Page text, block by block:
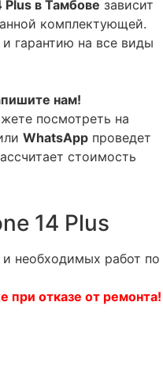
в Тамбове зависит
комплектующей.
гарантию на все виды
нам!
посмотреть на
WhatsApp проведет
стоимость
14 Plus
необходимых работ по
при отказе от ремонта!